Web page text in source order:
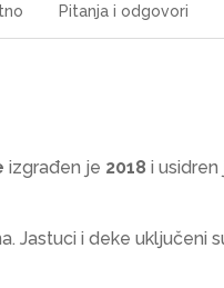
Pitanja i odgovori
izgrađen je 2018 i usidren
Jastuci i deke uključeni